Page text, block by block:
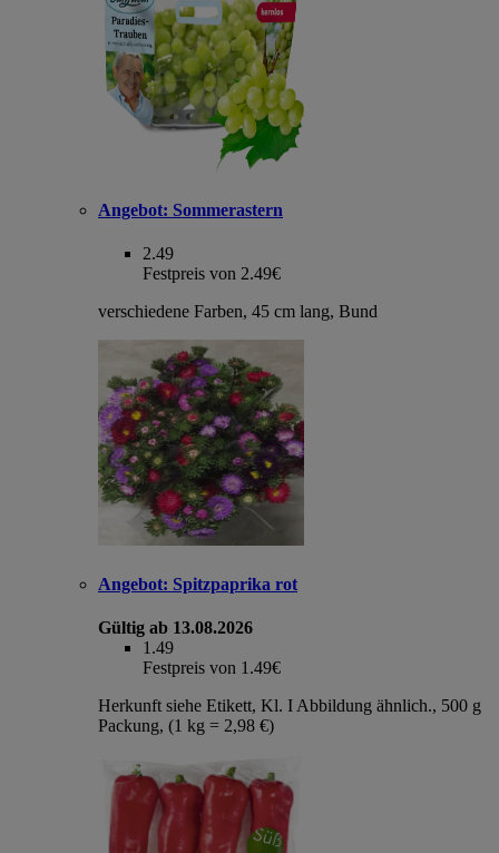
Angebot: Sommerastern
2.49
Festpreis von 2.49€
verschiedene Farben, 45 cm lang, Bund
Angebot: Spitzpaprika rot
Gültig ab 13.08.2026
1.49
Festpreis von 1.49€
Herkunft siehe Etikett, Kl. I Abbildung ähnlich., 500 g
Packung, (1 kg = 2,98 €)